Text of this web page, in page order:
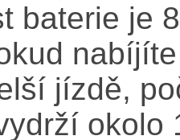
baterie je
jízdě,
okolo